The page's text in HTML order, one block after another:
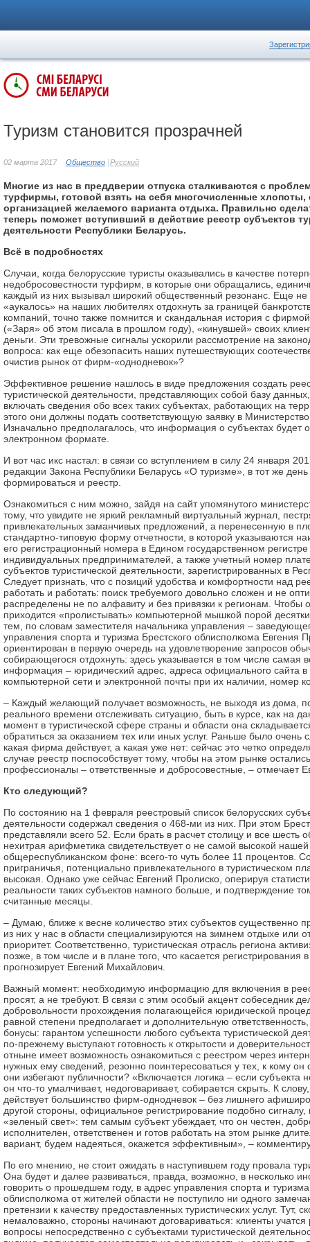
Туризм становится прозрачней
02 марта 2017 Общество Русский
Многие из нас в преддверии отпуска сталкиваются с
турфирмы, готовой взять на себя многочисленные хлопоты,
организацией желаемого варианта отдыха. Правильно
теперь поможет вступивший в действие реестр субъектов
деятельности Республики Беларусь.
Всё в подробностях
Случаи, когда белорусские туристы оказывались в качестве
недобросовестности турфирм, в которые они обращались,
каждый из них вызывал широкий общественный резонанс. Еще не
«аукалось» на наших любителях отдохнуть за границей
компаний, точно также помнится и скандальная история с
(«Заря» об этом писала в прошлом году), «кинувшей» своих
деньги. Эти тревожные сигналы ускорили рассмотрение на
вопроса: как еще обезопасить наших путешествующих
очистив рынок от фирм-«однодневок»?
Эффективное решение нашлось в виде предложения создать
туристической деятельности, представляющих собой базу
включать сведения обо всех таких субъектах, работающих на
этого они должны подать соответствующую заявку в
Изначально предполагалось, что информация о субъектах будет
электронном формате.
И вот час икс настал: в связи со вступлением в силу 24 января
редакции Закона Республики Беларусь «О туризме», в тот же
формироваться и реестр.
Ознакомиться с ним можно, зайдя на сайт упомянутого
тому, что увидите не яркий рекламный виртуальный журнал,
привлекательных заманчивых предложений, а перенесенную в
стандартно-типовую форму отчетности, в которой указываются
его регистрационный номера в Едином государственном
индивидуальных предпринимателей, а также учетный номер
субъектов туристической деятельности, зарегистрированных в
Следует признать, что с позиций удобства и комфортности над
работать и работать: поиск требуемого довольно сложен и не
распределены не по алфавиту и без привязки к регионам. Чтобы
приходится «пролистывать» компьютерной мышкой порой
тем, по словам заместителя начальника управления –
управления спорта и туризма Брестского облисполкома Евгения
ориентирован в первую очередь на удовлетворение запросов
собирающегося отдохнуть: здесь указывается в том числе самая
информация – юридический адрес, адреса официального сайта в
компьютерной сети и электронной почты при их наличии, номер
– Каждый желающий получает возможность, не выходя из дома,
реального времени отслеживать ситуацию, быть в курсе, как на
момент в туристической сфере страны и области она
обратиться за оказанием тех или иных услуг. Раньше было очень
какая фирма действует, а какая уже нет: сейчас это четко
случае реестр поспособствует тому, чтобы на этом рынке
профессионалы – ответственные и добросовестные, – отмечает
Кто следующий?
По состоянию на 1 февраля реестровый список белорусских
деятельности содержал сведения о 468-ми из них. При этом
представляли всего 52. Если брать в расчет столицу и все шесть
нехитрая арифметика свидетельствует о не самой высокой
общереспубликанском фоне: всего-то чуть более 11 процентов.
приграничья, потенциально привлекательного в туристическом
высокая. Однако уже сейчас Евгений Пролиско, оперируя
реальности таких субъектов намного больше, и подтверждение
считанные месяцы.
– Думаю, ближе к весне количество этих субъектов существенно
из них у нас в области специализируются на зимнем отдыхе или
приоритет. Соответственно, туристическая отрасль региона
позже, в том числе и в плане того, что касается регистрирования
прогнозирует Евгений Михайлович.
Важный момент: необходимую информацию для включения в
просят, а не требуют. В связи с этим особый акцент собеседник
добровольности прохождения полагающейся юридической
равной степени предполагает и дополнительную
бонусы: гарантом успешности любого субъекта туристической
по-прежнему выступают готовность к открытости и
отныне имеет возможность ознакомиться с реестром через
нужных ему сведений, резонно поинтересоваться у тех, к кому он
они избегают публичности? «Включается логика – если субъекта
он что-то умалчивает, недоговаривает, собирается скрыть. К
действует большинство фирм-однодневок – без лишнего
другой стороны, официальное регистрирование подобно
«зеленый свет»: тем самым субъект убеждает, что он честен,
исполнителен, ответственен и готов работать на этом рынке
вариант, будем надеяться, окажется эффективным», –
По его мнению, не стоит ожидать в наступившем году провала
Она будет и далее развиваться, правда, возможно, в несколько
говорить о прошедшем году, в адрес управления спорта и туризма
облисполкома от жителей области не поступило ни одного
претензии к качеству предоставленных туристических услуг. Тут,
немаловажно, стороны начинают договариваться: клиенты
вопросы непосредственно с субъектами туристической